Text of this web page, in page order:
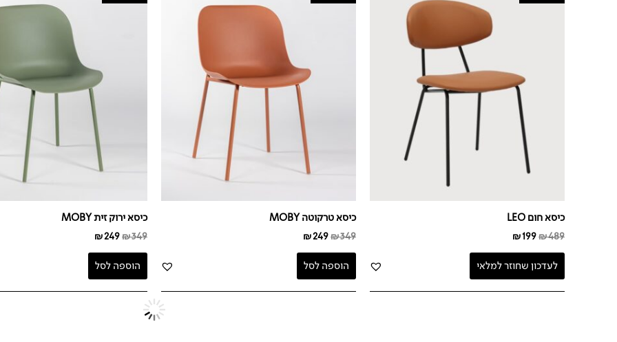
כיסא חום LEO
₪489
₪199
₪199.
לעדכון שחוזר למלאי
כיסא טרקוטה MOBY
₪349
₪249
₪249.
הוספה לסל
כיסא ירוק זית MOBY
₪349
₪249
₪249.
הוספה לסל